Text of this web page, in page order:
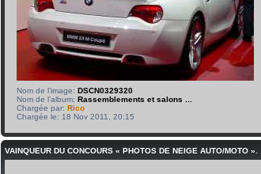
Nom de l’image: DSCN0329320
Nom de l’album: Rassemblements et salons ...
Chargée par: Rico
Chargée le: 18 Nov 2011, 20:15
VAINQUEUR DU CONCOURS « PHOTOS DE NEIGE AUTO/MOTO ».